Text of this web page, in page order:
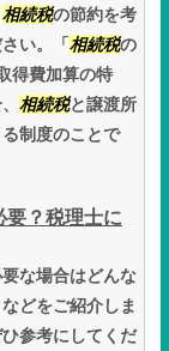
相続税の節約を考
い。「 相続税の
得費加算の特
相続税と譲渡所
制度のことで
要？税理士に
な場合はどんな
どをご紹介しま
参考にしてくだ